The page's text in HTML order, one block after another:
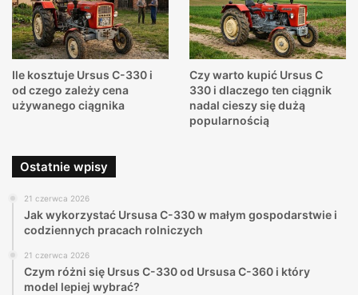
Ile kosztuje Ursus C-330 i
od czego zależy cena
używanego ciągnika
Czy warto kupić Ursus C
330 i dlaczego ten ciągnik
nadal cieszy się dużą
popularnością
Ostatnie wpisy
21 czerwca 2026
Jak wykorzystać Ursusa C-330 w małym gospodarstwie i
codziennych pracach rolniczych
21 czerwca 2026
Czym różni się Ursus C-330 od Ursusa C-360 i który
model lepiej wybrać?